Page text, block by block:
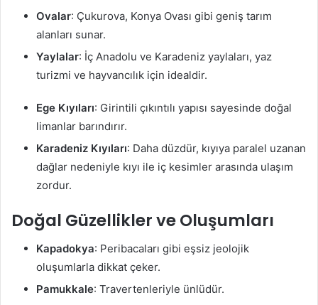
Ovalar: Çukurova, Konya Ovası gibi geniş tarım
alanları sunar.
Yaylalar: İç Anadolu ve Karadeniz yaylaları, yaz
turizmi ve hayvancılık için idealdir.
Ege Kıyıları: Girintili çıkıntılı yapısı sayesinde doğal
limanlar barındırır.
Karadeniz Kıyıları: Daha düzdür, kıyıya paralel uzanan
dağlar nedeniyle kıyı ile iç kesimler arasında ulaşım
zordur.
Doğal Güzellikler ve Oluşumları
Kapadokya: Peribacaları gibi eşsiz jeolojik
oluşumlarla dikkat çeker.
Pamukkale: Travertenleriyle ünlüdür.